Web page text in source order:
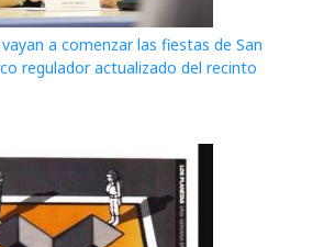
a comenzar las fiestas de San
regulador actualizado del recinto